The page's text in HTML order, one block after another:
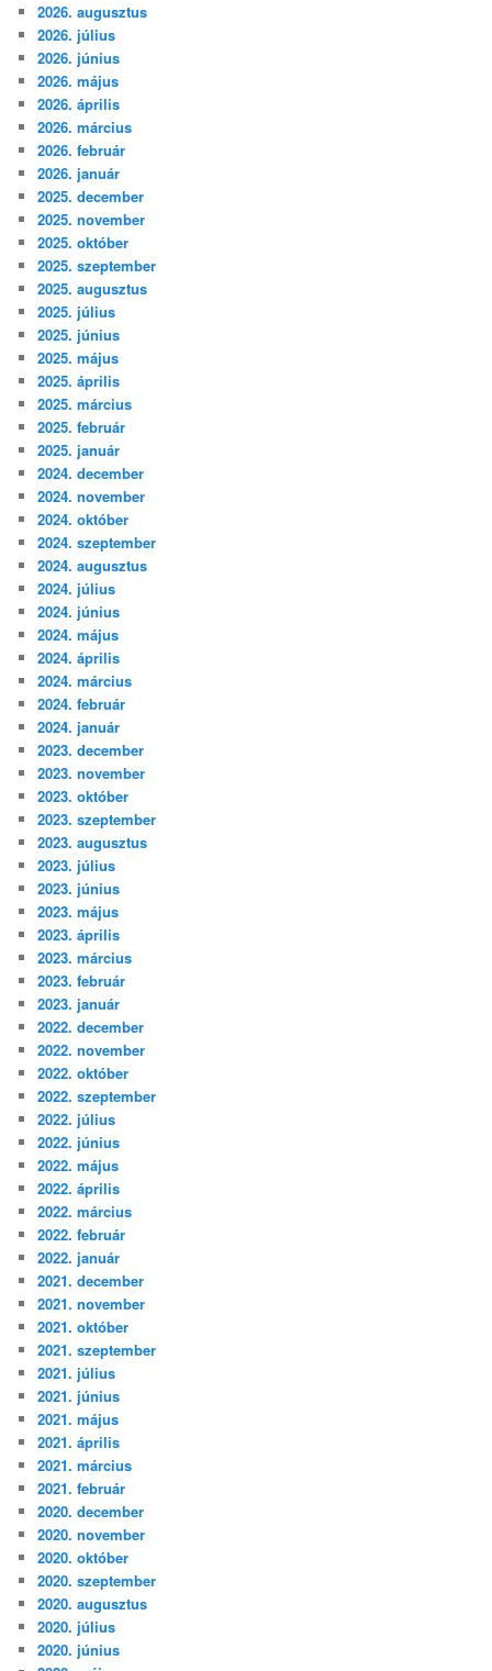
é
s
2026. augusztus
2026. július
2026. június
2026. május
2026. április
2026. március
2026. február
2026. január
2025. december
2025. november
2025. október
2025. szeptember
2025. augusztus
2025. július
2025. június
2025. május
2025. április
2025. március
2025. február
2025. január
2024. december
2024. november
2024. október
2024. szeptember
2024. augusztus
2024. július
2024. június
2024. május
2024. április
2024. március
2024. február
2024. január
2023. december
2023. november
2023. október
2023. szeptember
2023. augusztus
2023. július
2023. június
2023. május
2023. április
2023. március
2023. február
2023. január
2022. december
2022. november
2022. október
2022. szeptember
2022. július
2022. június
2022. május
2022. április
2022. március
2022. február
2022. január
2021. december
2021. november
2021. október
2021. szeptember
2021. július
2021. június
2021. május
2021. április
2021. március
2021. február
2020. december
2020. november
2020. október
2020. szeptember
2020. augusztus
2020. július
2020. június